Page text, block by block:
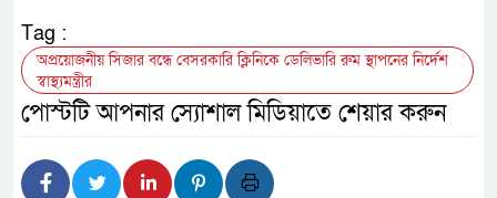
Tag :
অপ্রয়োজনীয় সিজার বন্ধে বেসরকারি ক্লিনিকে ডেলিভারি রুম স্থাপনের নির্দেশ
স্বাস্থ্যমন্ত্রীর
পোস্টটি আপনার স্যোশাল মিডিয়াতে শেয়ার করুন